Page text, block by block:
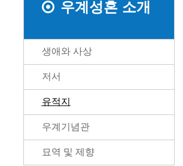
우계성혼 소개
생애와 사상
저서
유적지
우계기념관
묘역 및 제향